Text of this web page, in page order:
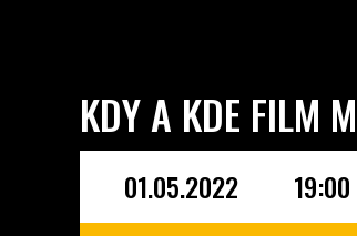
KDY A KDE FILM
01.05.2022 19:00